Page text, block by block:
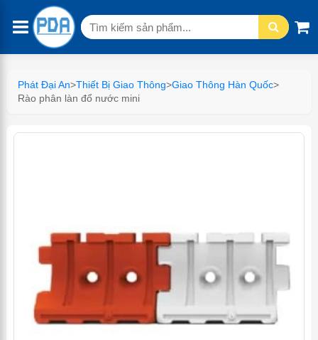
Tìm
Phát Đại An>Thiết Bị Giao Thông>Giao Thông Hàn Quốc>
Rào phân làn đổ nước mini